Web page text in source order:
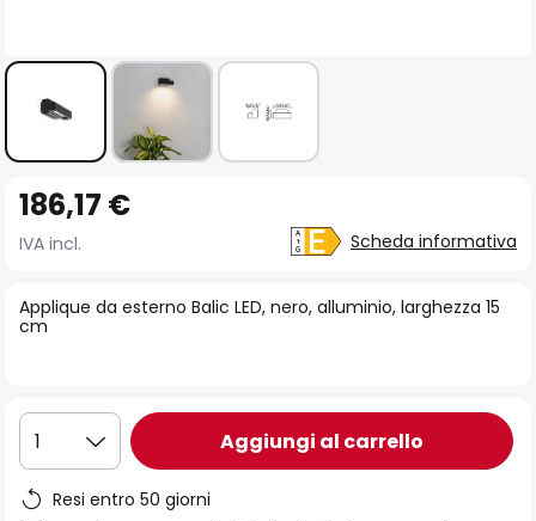
all'inizio
della
immagini
Applique da esterno Balic LED, nero, alluminio, larghezza 15
cm
186,17 €
IVA incl. Scheda informativa
1 Aggiungi al carrello
Resi entro 50 giorni